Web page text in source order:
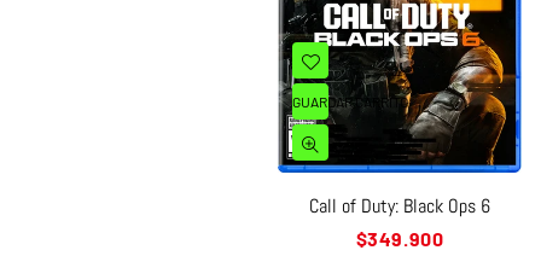
GUARDAR CARRITO
Call of Duty: Black Ops 6
Precio
$349.900